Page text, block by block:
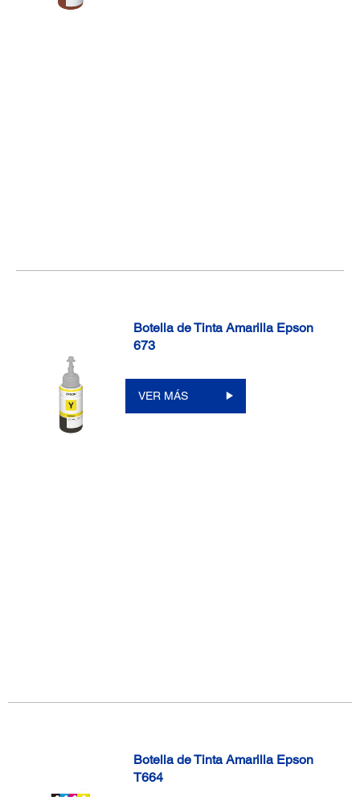
Botella de Tinta Amarilla Epson
673
VER MÁS
Botella de Tinta Amarilla Epson
T664